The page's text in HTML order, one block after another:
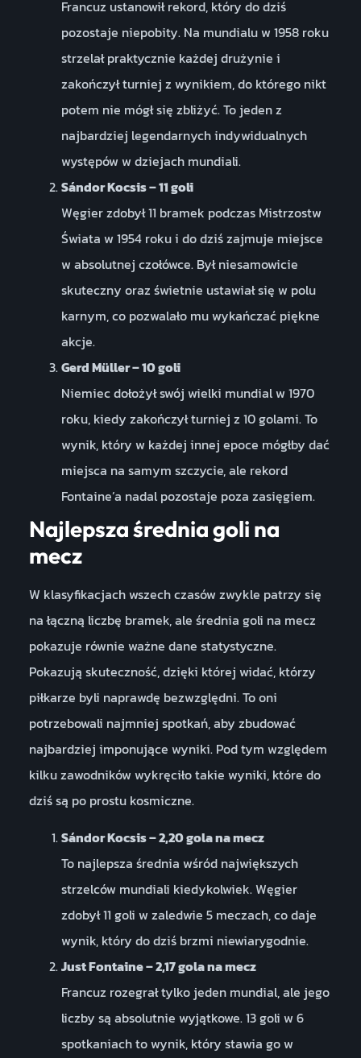
Francuz ustanowił rekord, który do dziś
pozostaje niepobity. Na mundialu w 1958 roku
strzelał praktycznie każdej drużynie i
zakończył turniej z wynikiem, do którego nikt
potem nie mógł się zbliżyć. To jeden z
najbardziej legendarnych indywidualnych
występów w dziejach mundiali.
Sándor Kocsis – 11 goli
Węgier zdobył 11 bramek podczas Mistrzostw
Świata w 1954 roku i do dziś zajmuje miejsce
w absolutnej czołówce. Był niesamowicie
skuteczny oraz świetnie ustawiał się w polu
karnym, co pozwalało mu wykańczać piękne
akcje.
Gerd Müller – 10 goli
Niemiec dołożył swój wielki mundial w 1970
roku, kiedy zakończył turniej z 10 golami. To
wynik, który w każdej innej epoce mógłby dać
miejsca na samym szczycie, ale rekord
Fontaine’a nadal pozostaje poza zasięgiem.
Najlepsza średnia goli na
mecz
W klasyfikacjach wszech czasów zwykle patrzy się
na łączną liczbę bramek, ale średnia goli na mecz
pokazuje równie ważne dane statystyczne.
Pokazują skuteczność, dzięki której widać, którzy
piłkarze byli naprawdę bezwzględni. To oni
potrzebowali najmniej spotkań, aby zbudować
najbardziej imponujące wyniki. Pod tym względem
kilku zawodników wykręciło takie wyniki, które do
dziś są po prostu kosmiczne.
Sándor Kocsis – 2,20 gola na mecz
To najlepsza średnia wśród największych
strzelców mundiali kiedykolwiek. Węgier
zdobył 11 goli w zaledwie 5 meczach, co daje
wynik, który do dziś brzmi niewiarygodnie.
Just Fontaine – 2,17 gola na mecz
Francuz rozegrał tylko jeden mundial, ale jego
liczby są absolutnie wyjątkowe. 13 goli w 6
spotkaniach to wynik, który stawia go w